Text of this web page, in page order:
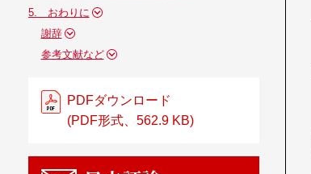
5. おわりに
謝辞
参考文献など
PDFダウンロード
(PDF形式、562.9 KB)